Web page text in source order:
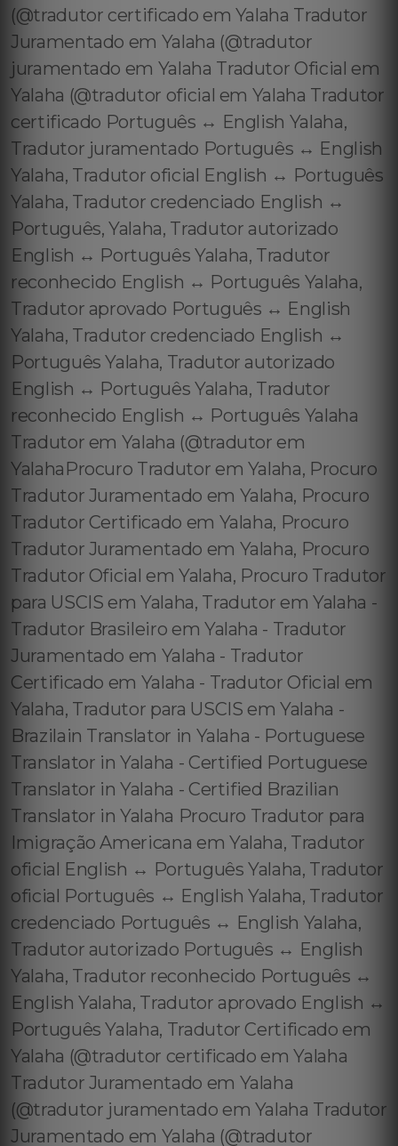
(@tradutor certificado em Yalaha Tradutor
Juramentado em Yalaha (@tradutor
juramentado em Yalaha Tradutor Oficial em
Yalaha (@tradutor oficial em Yalaha Tradutor
certificado Português ↔️ English Yalaha,
Tradutor juramentado Português ↔️ English
Yalaha, Tradutor oficial English ↔️ Português
Yalaha, Tradutor credenciado English ↔️
Português, Yalaha, Tradutor autorizado
English ↔️ Português Yalaha, Tradutor
reconhecido English ↔️ Português Yalaha,
Tradutor aprovado Português ↔️ English
Yalaha, Tradutor credenciado English ↔️
Português Yalaha, Tradutor autorizado
English ↔️ Português Yalaha, Tradutor
reconhecido English ↔️ Português Yalaha
Tradutor em Yalaha (@tradutor em
YalahaProcuro Tradutor em Yalaha, Procuro
Tradutor Juramentado em Yalaha, Procuro
Tradutor Certificado em Yalaha, Procuro
Tradutor Juramentado em Yalaha, Procuro
Tradutor Oficial em Yalaha, Procuro Tradutor
para USCIS em Yalaha, Tradutor em Yalaha -
Tradutor Brasileiro em Yalaha - Tradutor
Juramentado em Yalaha - Tradutor
Certificado em Yalaha - Tradutor Oficial em
Yalaha, Tradutor para USCIS em Yalaha -
Brazilain Translator in Yalaha - Portuguese
Translator in Yalaha - Certified Portuguese
Translator in Yalaha - Certified Brazilian
Translator in Yalaha Procuro Tradutor para
Imigração Americana em Yalaha, Tradutor
oficial English ↔️ Português Yalaha, Tradutor
oficial Português ↔️ English Yalaha, Tradutor
credenciado Português ↔️ English Yalaha,
Tradutor autorizado Português ↔️ English
Yalaha, Tradutor reconhecido Português ↔️
English Yalaha, Tradutor aprovado English ↔️
Português Yalaha, Tradutor Certificado em
Yalaha (@tradutor certificado em Yalaha
Tradutor Juramentado em Yalaha
(@tradutor juramentado em Yalaha Tradutor
Juramentado em Yalaha (@tradutor